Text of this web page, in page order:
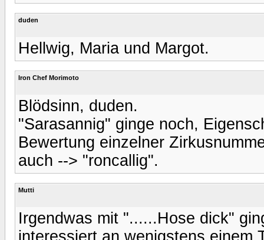
duden
Hellwig, Maria und Margot.
Iron Chef Morimoto
Blödsinn, duden.
"Sarasannig" ginge noch,
Bewertung einzelner
auch --> "roncallig".
Mutti
Irgendwas mit "......Hose dick"
interessiert an wenigstens einem